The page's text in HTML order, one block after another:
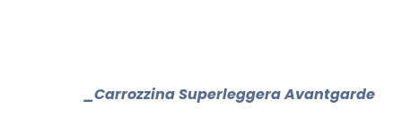
_Carrozzina Superleggera Avantgarde